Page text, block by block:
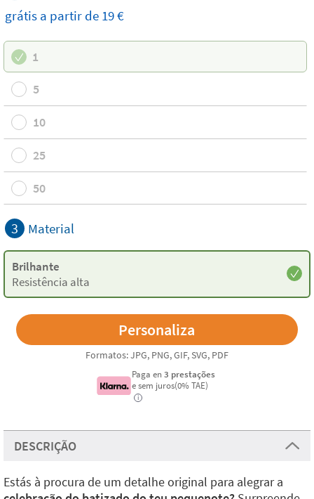
grátis a partir de 19 €
1
5
10
25
50
3 Material
Brilhante
Resistência alta
Formatos: JPG, PNG, GIF, SVG, PDF
Paga en3 prestações
e sem juros(0% TAE)
i
DESCRIÇÃO
Estás à procura de um detalhe original para alegrar a